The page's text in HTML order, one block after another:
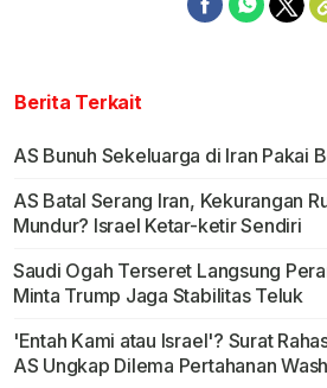
Berita Terkait
AS Bunuh Sekeluarga di Iran Pakai
AS Batal Serang Iran, Kekurangan
Mundur? Israel Ketar-ketir Sendiri
Saudi Ogah Terseret Langsung
Minta Trump Jaga Stabilitas Teluk
'Entah Kami atau Israel'? Surat
AS Ungkap Dilema Pertahanan